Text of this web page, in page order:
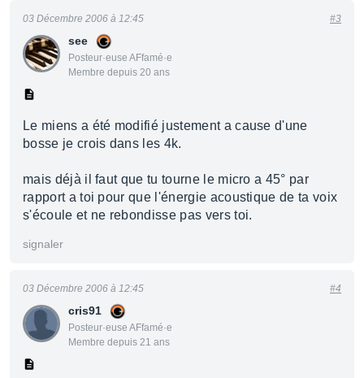
see
Posteur·euse AFfamé·e
Membre depuis 20 ans
03 Décembre 2006 à 12:45 #3
Le miens a été modifié justement a cause d'une
bosse je crois dans les 4k.
mais déjà il faut que tu tourne le micro a 45° par
rapport a toi pour que l'énergie acoustique de ta voix
s'écoule et ne rebondisse pas vers toi.
signaler
cris91
Posteur·euse AFfamé·e
Membre depuis 21 ans
03 Décembre 2006 à 12:45 #4